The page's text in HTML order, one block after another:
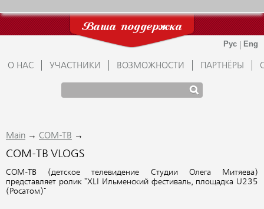
Ваша поддержка
О НАС УЧАСТНИКИ ВОЗМОЖНОСТИ ПАРТНЁРЫ
Main → СОМ-ТВ →
СОМ-ТВ VLOGS
СОМ-ТВ (детское телевидение Студии Олега Митяева)
представляет ролик "XLI Ильменский фестиваль, площадка U235
(Росатом)"